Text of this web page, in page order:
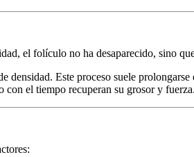
el folículo no ha desaparecido, sino
Este proceso suele
con el tiempo recuperan su grosor y fuerza.